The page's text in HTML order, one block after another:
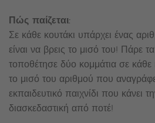
Πώς παίζεται:
Σε κάθε κουτάκι υπάρχει ένας
είναι να βρεις το μισό του! Πάρε
τοποθέτησε δύο κομμάτια σε κάθε
το μισό του αριθμού που
εκπαιδευτικό παιχνίδι που κάνει
διασκεδαστική από ποτέ!